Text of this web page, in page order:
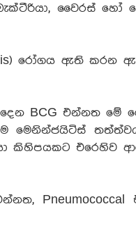
වෛරස් හෝ
රෝගය ඇති කරන
BCG එන්නත මේ
මෙනින්ජයිටිස්
කිහිපයකට එරෙහිව